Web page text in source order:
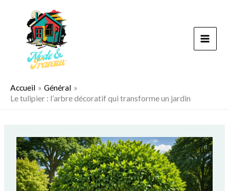
Accueil
Général
Le tulipier : l’arbre décoratif qui transforme un jardin